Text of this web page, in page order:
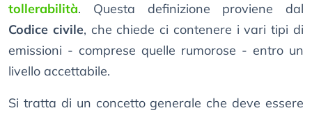
tollerabilità. Questa definizione proviene dal
Codice civile, che chiede ci contenere i vari tipi di
emissioni - comprese quelle rumorose - entro un
livello accettabile.
Si tratta di un concetto generale che deve essere